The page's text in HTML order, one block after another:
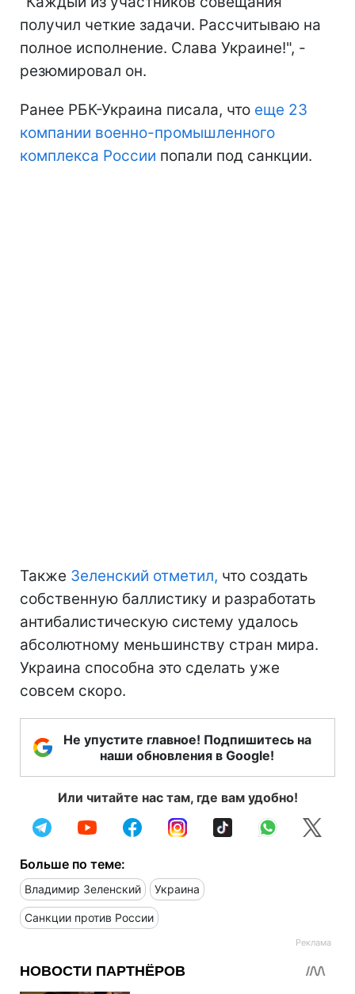
получил четкие задачи. Рассчитываю на
полное исполнение. Слава Украине!", -
резюмировал он.
Ранее РБК-Украина писала, что еще 23
компании военно-промышленного
комплекса России попали под санкции.
Также Зеленский отметил, что создать
собственную баллистику и разработать
антибалистическую систему удалось
абсолютному меньшинству стран мира.
Украина способна это сделать уже
совсем скоро.
Не упустите главное! Подпишитесь на
наши обновления в Google!
Или читайте нас там, где вам удобно!
Больше по теме:
Владимир Зеленский Украина
Санкции против России